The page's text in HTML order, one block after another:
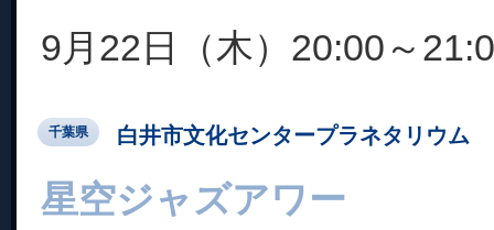
9月22日（木）20:00～
千葉県 白井市文化センタープラネタリウム
星空ジャズアワー